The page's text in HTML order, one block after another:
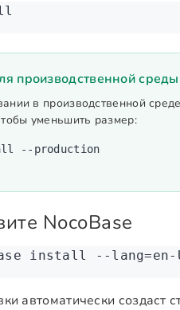
производственной среды
в производственной
уменьшить размер:
--production
NocoBase
install --lang=en-
автоматически создаст